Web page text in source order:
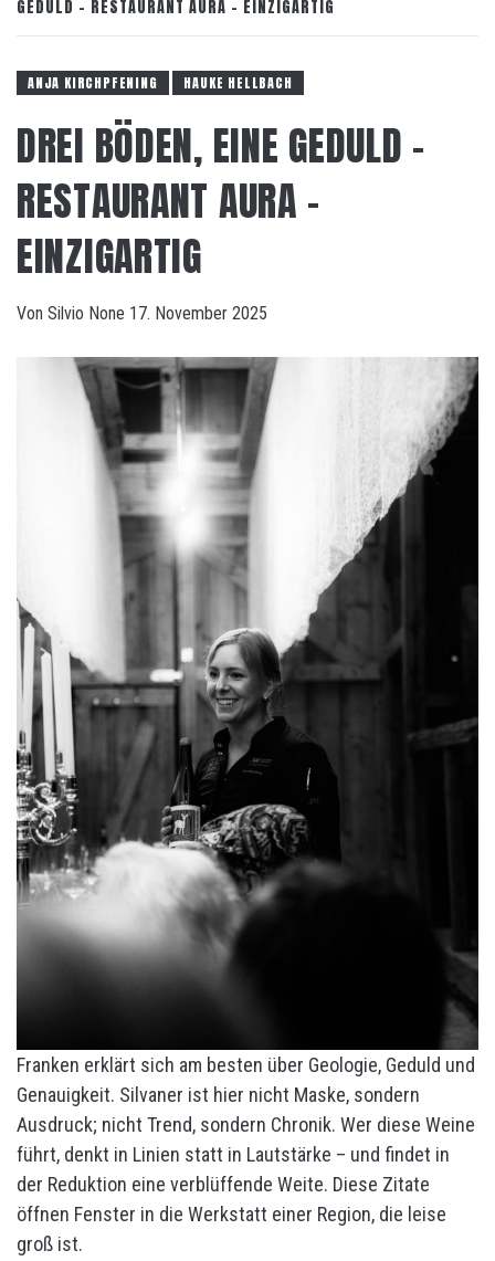
GEDULD – RESTAURANT AURA – EINZIGARTIG
ANJA KIRCHPFENING HAUKE HELLBACH
DREI BÖDEN, EINE GEDULD –
RESTAURANT AURA –
EINZIGARTIG
Von Silvio None 17. November 2025
Franken erklärt sich am besten über Geologie, Geduld und
Genauigkeit. Silvaner ist hier nicht Maske, sondern
Ausdruck; nicht Trend, sondern Chronik. Wer diese Weine
führt, denkt in Linien statt in Lautstärke – und findet in
der Reduktion eine verblüffende Weite. Diese Zitate
öffnen Fenster in die Werkstatt einer Region, die leise
groß ist.